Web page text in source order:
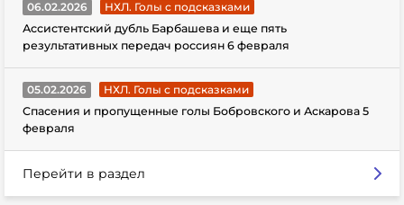
06.02.2026
НХЛ. Голы с подсказками
Ассистентский дубль Барбашева и еще пять
результативных передач россиян 6 февраля
05.02.2026
НХЛ. Голы с подсказками
Спасения и пропущенные голы Бобровского и Аскарова 5
февраля
Перейти в раздел